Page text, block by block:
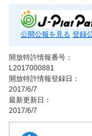
公開公報を見る 登録
開放特許情報番号：
L2017000881
開放特許情報登録日：
2017/6/7
最新更新日：
2017/6/7